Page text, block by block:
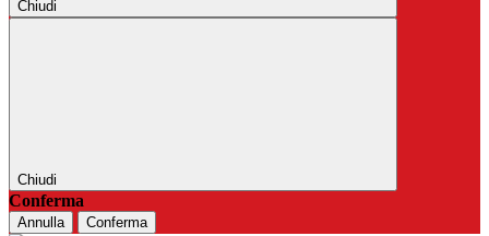
Chiudi
Chiudi
Conferma
Annulla Conferma